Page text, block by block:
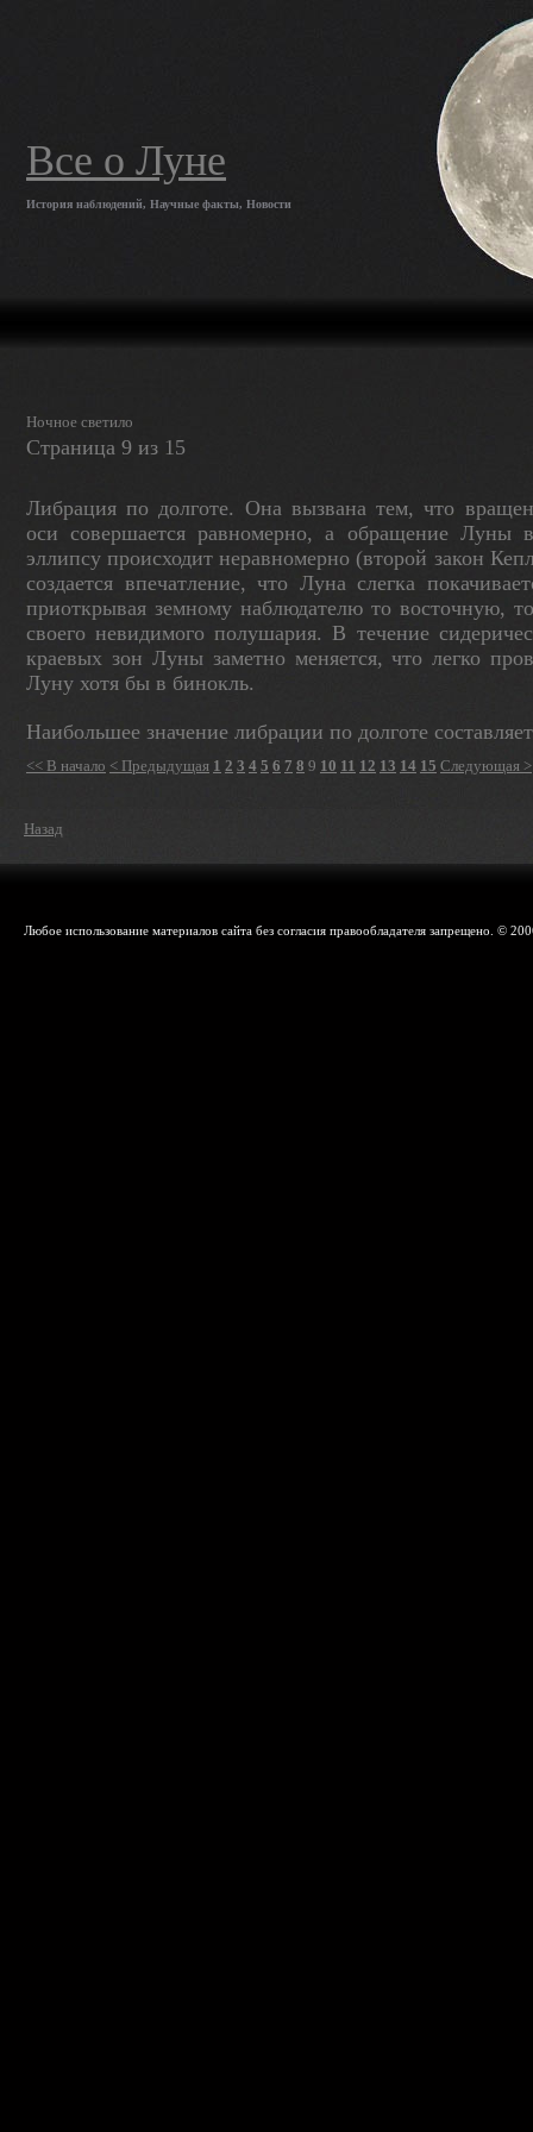
Все о Луне
История наблюдений, Научные факты, Новости
Ночное светило
Страница 9 из 15
Либрация по долготе. Она вызвана тем, что
оси совершается равномерно, а обращение Луны
эллипсу происходит неравномерно (второй закон
создается впечатление, что Луна слегка
приоткрывая земному наблюдателю то восточную,
своего невидимого полушария. В течение
краевых зон Луны заметно меня­ется, что легко
Луну хотя бы в би­нокль.
Наибольшее значение либрации по долготе
<< В начало < Предыдущая 1 2 3 4 5 6 7 8 9 10 11 12 13 14 15 Следующая >
Назад
Любое использование материалов сайта без согласия правообладателя запрещено. ©